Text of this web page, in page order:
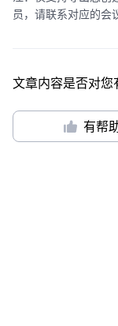
员，请联系对应的会
文章内容是否对您
有帮